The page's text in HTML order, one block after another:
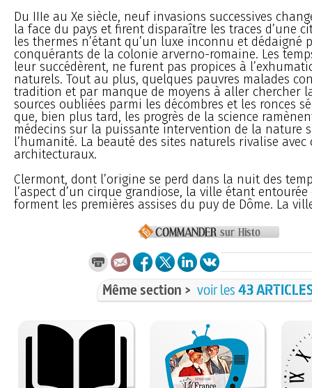
Du IIIe au Xe siècle, neuf invasions successives
la face du pays et firent disparaître les traces d’une
les thermes n’étant qu’un luxe inconnu et dédaigné
conquérants de la colonie arverno-romaine. Les
leur succédèrent, ne furent pas propices à
naturels. Tout au plus, quelques pauvres malades
tradition et par manque de moyens à aller chercher
sources oubliées parmi les décombres et les ronces
que, bien plus tard, les progrès de la science
médecins sur la puissante intervention de la nature
l’humanité. La beauté des sites naturels rivalise avec
architecturaux.
Clermont, dont l’origine se perd dans la nuit des
l’aspect d’un cirque grandiose, la ville étant
forment les premières assises du puy de Dôme. La
Même section > voir les43